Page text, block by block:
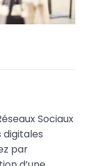
Sociaux
digitales
par